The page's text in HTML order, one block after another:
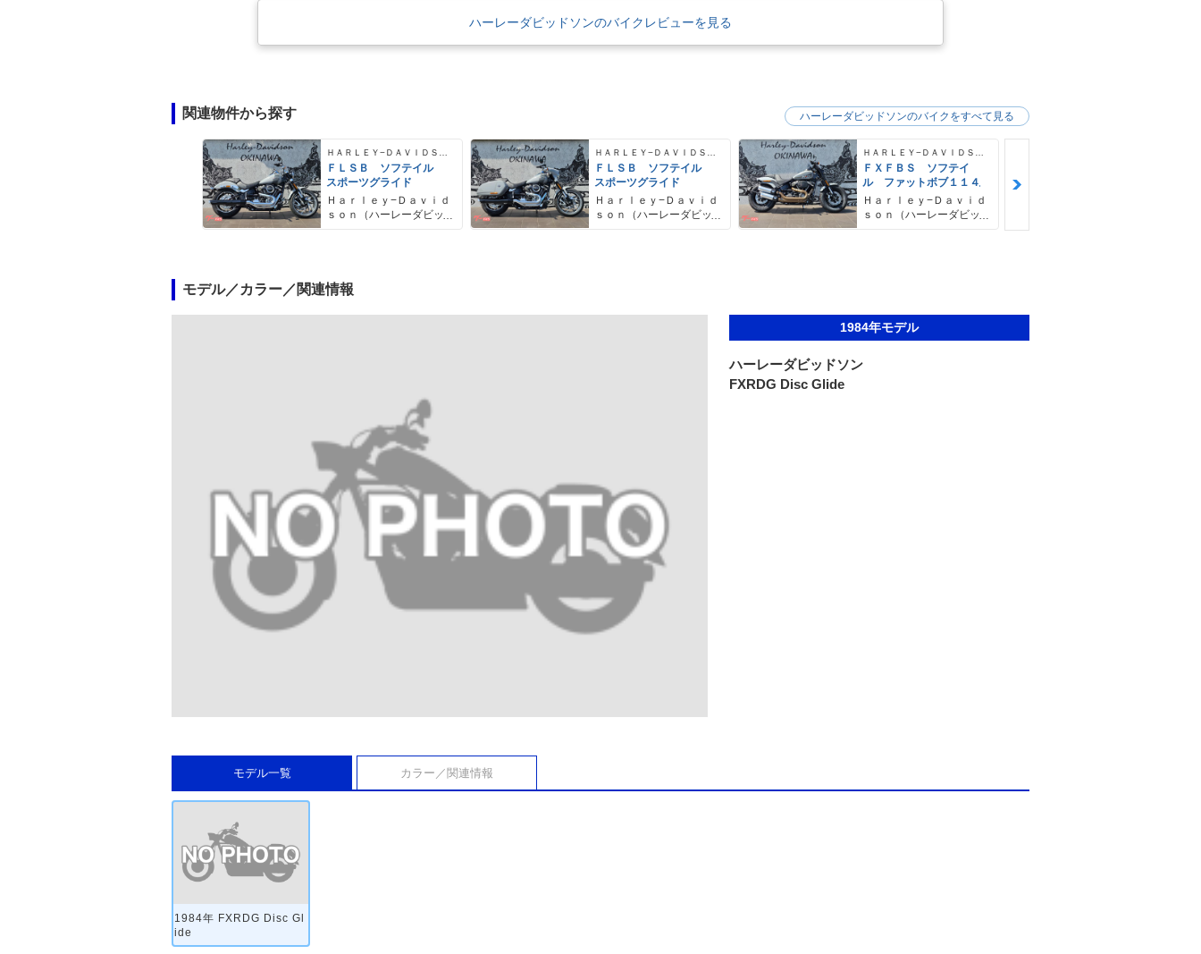
ハーレーダビッドソンのバイクレビューを見る
関連物件から探す
ＦＬＳＢ ソフテイル
スポーツグライド
Ｈａｒｌｅｙ−Ｄａｖｉｄ
ｓｏｎ（ハーレーダビッ
ＦＬＳＢ ソフテイル
スポーツグライド
Ｈａｒｌｅｙ−Ｄａｖｉｄ
ｓｏｎ（ハーレーダビッ
ＦＸＦＢＳ ソフテイ
ル ファットボブ１１４
Ｈａｒｌｅｙ−Ｄａｖｉｄ
ｓｏｎ（ハーレーダビッ
ハーレーダビッドソンのバイクをすべて見る
モデル／カラー／関連情報
1984年モデル
ハーレーダビッドソン
FXRDG Disc Glide
モデル一覧 カラー／関連情報
1984年 FXRDG Disc Gl
ide